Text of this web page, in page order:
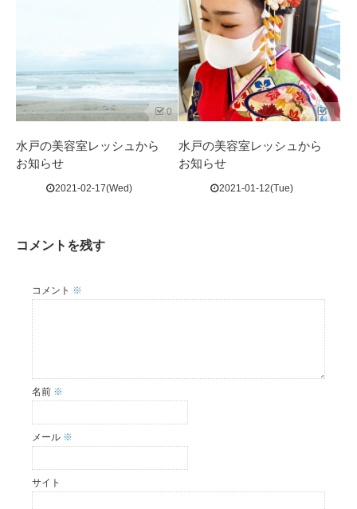
0
水戸の美容室レッシュから
お知らせ
2021-02-17(Wed)
0
水戸の美容室レッシュから
お知らせ
2021-01-12(Tue)
コメントを残す
コメント ※
名前 ※
メール ※
サイト